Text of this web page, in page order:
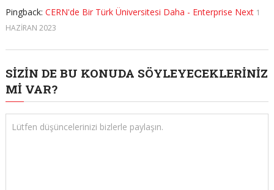
Pingback: CERN'de Bir Türk Üniversitesi Daha - Enterprise Next 1
HAZIRAN 2023
SIZIN DE BU KONUDA SÖYLEYECEKLERINIZ
MI VAR?